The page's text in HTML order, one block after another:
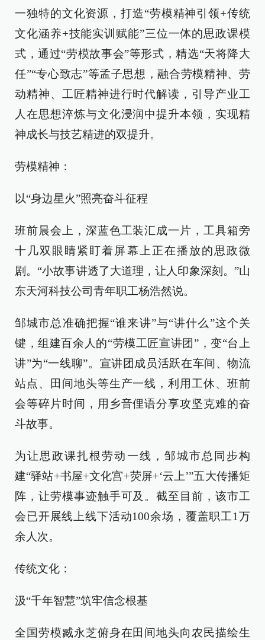
一独特的文化资源，打造“劳模精神引领+传统
文化涵养+技能实训赋能”三位一体的思政课模
式，通过“劳模故事会”等形式，精选“天将降大
任”“专心致志”等孟子思想，融合劳模精神、劳
动精神、工匠精神进行时代解读，引导产业工
人在思想淬炼与文化浸润中提升本领，实现精
神成长与技艺精进的双提升。
劳模精神：
以“身边星火”照亮奋斗征程
班前晨会上，深蓝色工装汇成一片，工具箱旁
十几双眼睛紧盯着屏幕上正在播放的思政微
剧。“小故事讲透了大道理，让人印象深刻。”山
东天河科技公司青年职工杨浩然说。
邹城市总准确把握“谁来讲”与“讲什么”这个关
键，组建百余人的“劳模工匠宣讲团”，变“台上
讲”为“一线聊”。宣讲团成员活跃在车间、物流
站点、田间地头等生产一线，利用工休、班前
会等碎片时间，用乡音俚语分享攻坚克难的奋
斗故事。
为让思政课扎根劳动一线，邹城市总同步构
建“驿站+书屋+文化宫+荧屏+‘云上’”五大传播矩
阵，让劳模事迹触手可及。截至目前，该市工
会已开展线上线下活动100余场，覆盖职工1万
余人次。
传统文化：
汲“千年智慧”筑牢信念根基
全国劳模臧永芝俯身在田间地头向农民描绘生